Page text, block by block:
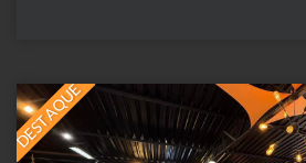
DESTAQUE